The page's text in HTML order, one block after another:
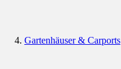
Gartenhäuser & Carports